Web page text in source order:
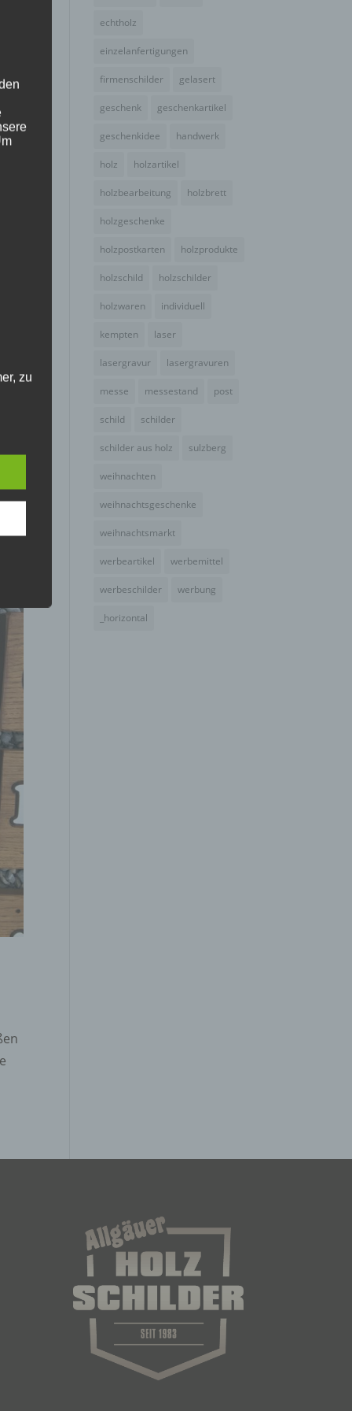
echtholz
einzelanfertigungen
firmenschilder gelasert
geschenk geschenkartikel
geschenkidee handwerk
holz holzartikel
holzbearbeitung holzbrett
holzgeschenke
holzpostkarten holzprodukte
holzschild holzschilder
holzwaren individuell
kempten laser
lasergravur lasergravuren
messe messestand post
schild schilder
schilder aus holz sulzberg
weihnachten
weihnachtsgeschenke
weihnachtsmarkt
werbeartikel werbemittel
werbeschilder werbung
_horizontal
zu
das